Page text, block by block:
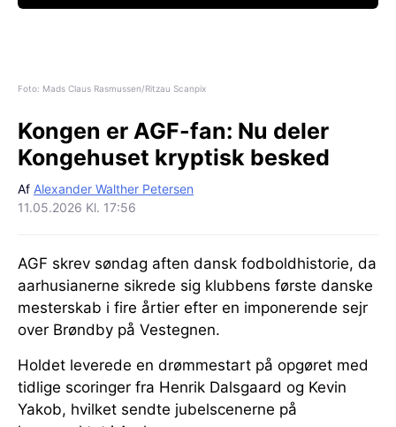
Foto: Mads Claus Rasmussen/Ritzau Scanpix
Kongen er AGF-fan: Nu deler
Kongehuset kryptisk besked
Af Alexander Walther Petersen
11.05.2026 Kl. 17:56
AGF skrev søndag aften dansk fodboldhistorie, da
aarhusianerne sikrede sig klubbens første danske
mesterskab i fire årtier efter en imponerende sejr
over Brøndby på Vestegnen.
Holdet leverede en drømmestart på opgøret med
tidlige scoringer fra Henrik Dalsgaard og Kevin
Yakob, hvilket sendte jubelscenerne på